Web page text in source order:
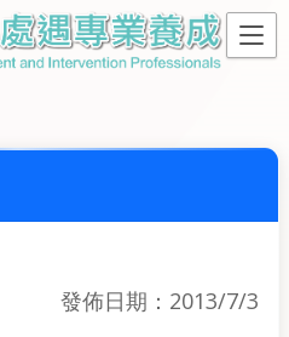
發佈日期：2013/7/3